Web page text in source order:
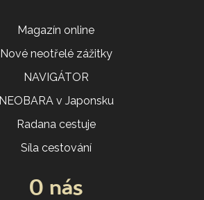
Magazín online
Nové neotřelé zážitky
NAVIGÁTOR
NEOBARA v Japonsku
Radana cestuje
Síla cestování
O nás